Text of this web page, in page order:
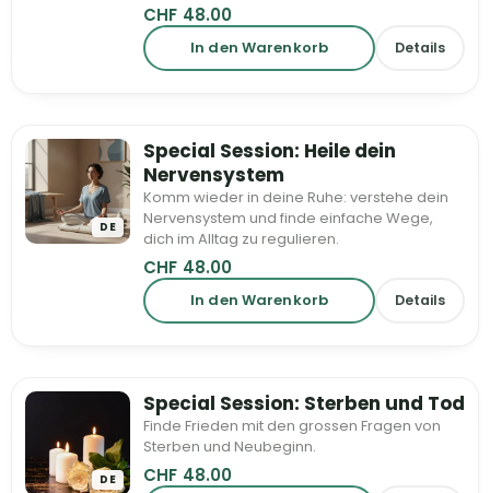
CHF 48.00
In den Warenkorb Details
DE
Special Session: Heile dein
Nervensystem
Komm wieder in deine Ruhe: verstehe dein
Nervensystem und finde einfache Wege,
dich im Alltag zu regulieren.
CHF 48.00
In den Warenkorb Details
DE
Special Session: Sterben und Tod
Finde Frieden mit den grossen Fragen von
Sterben und Neubeginn.
CHF 48.00